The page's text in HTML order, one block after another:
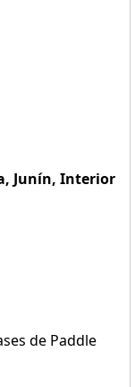
Junín, Interior
de Paddle